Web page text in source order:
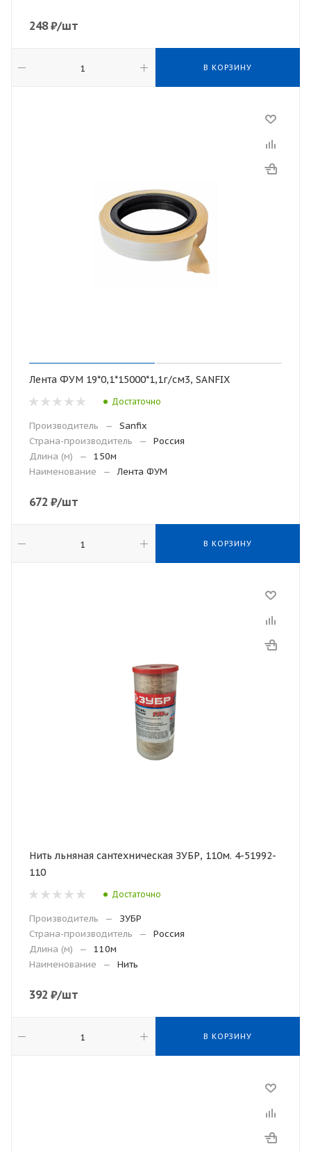
248₽/шт
В КОРЗИНУ
Лента ФУМ 19*0,1*15000*1,1г/см3, SANFIX
Достаточно
Производитель —
Sanfix
Страна-производитель
—
Россия
Длина (м)
—
150м
Наименование
— Лента ФУМ
672 ₽/шт
В КОРЗИНУ
Нить льняная сантехническая ЗУБР, 110м. 4-51992-
110
Достаточно
Производитель —
ЗУБР
Страна-производитель
—
Россия
Длина (м)
—
110м
Наименование
— Нить
392 ₽/шт
В КОРЗИНУ